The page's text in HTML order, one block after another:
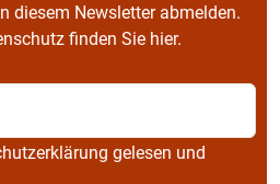
diesem Newsletter abmelden.
finden Sie hier.
gelesen und